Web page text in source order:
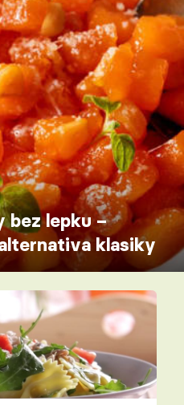
lepku –
klasiky